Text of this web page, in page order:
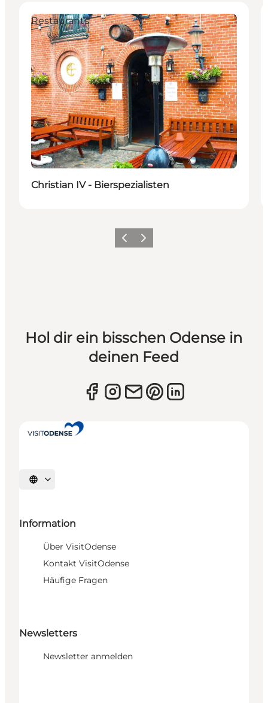
Restaurants
Christian IV - Bierspezialisten
ZurückWeiter
Hol dir ein bisschen Odense in
deinen Feed
Sprache auswählen
Information
Über VisitOdense
Kontakt VisitOdense
Häufige Fragen
Newsletters
Newsletter anmelden